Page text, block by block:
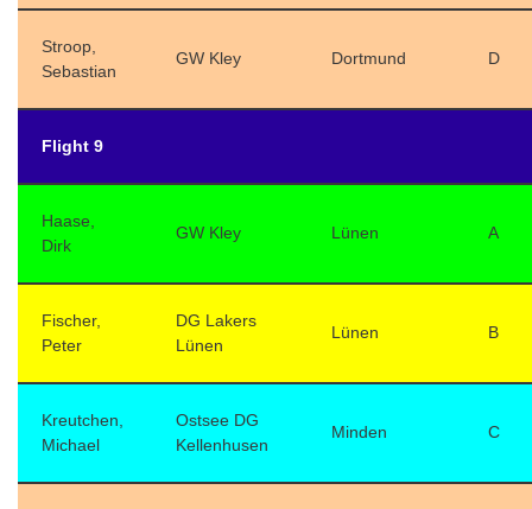
Stroop,
Sebastian
GW Kley Dortmund D
Flight 9
Haase,
Dirk
GW Kley Lünen A
Fischer,
Peter
DG Lakers
Lünen
Lünen B
Kreutchen,
Michael
Ostsee DG
Kellenhusen
Minden C